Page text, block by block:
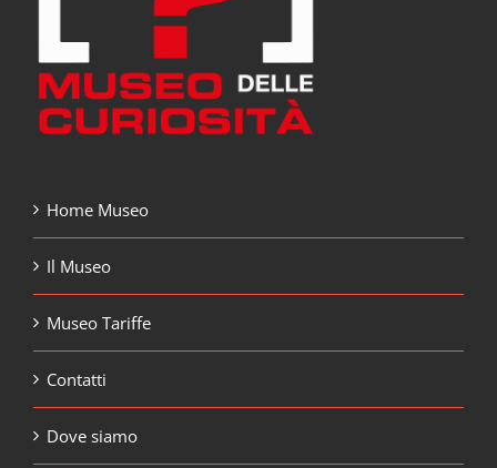
Home Museo
Il Museo
Museo Tariffe
Contatti
Dove siamo